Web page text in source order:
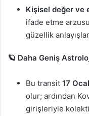
Kişisel değer ve
ifade etme
güzellik
🪐 Daha Geniş
Bu transit 17
olur; ardından
girişleriyle